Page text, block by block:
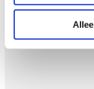
Hoe een